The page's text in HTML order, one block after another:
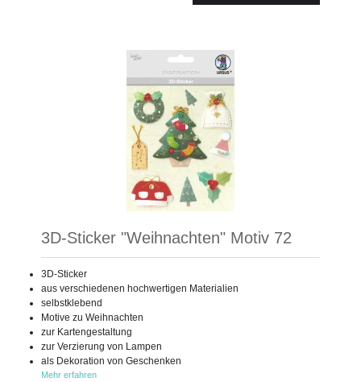
3D-Sticker "Weihnachten" Motiv 72
3D-Sticker
aus verschiedenen hochwertigen Materialien
selbstklebend
Motive zu Weihnachten
zur Kartengestaltung
zur Verzierung von Lampen
als Dekoration von Geschenken
Mehr erfahren